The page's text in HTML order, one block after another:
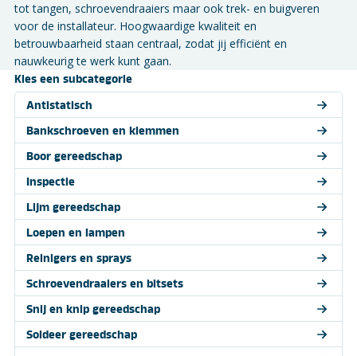
tot tangen, schroevendraaiers maar ook trek- en buigveren
voor de installateur. Hoogwaardige kwaliteit en
betrouwbaarheid staan centraal, zodat jij efficiënt en
nauwkeurig te werk kunt gaan.
Kies een subcategorie
Antistatisch
Bankschroeven en klemmen
Boor gereedschap
Inspectie
Lijm gereedschap
Loepen en lampen
Reinigers en sprays
Schroevendraaiers en bitsets
Snij en knip gereedschap
Soldeer gereedschap